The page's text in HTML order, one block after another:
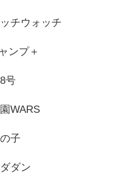
チウォッチ
ンプ＋
号
WARS
子
ダン